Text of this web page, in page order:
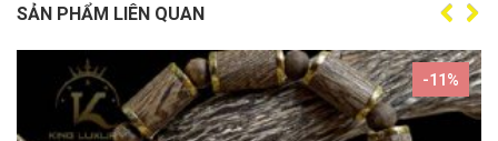
SẢN PHẨM LIÊN QUAN
-11%